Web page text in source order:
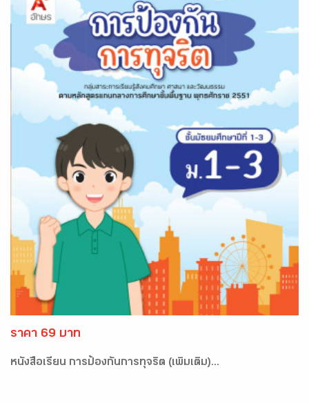
ราคา 69 บาท
หนังสือเรียน การป้องกันการทุจริต (เพิ่มเติม)...